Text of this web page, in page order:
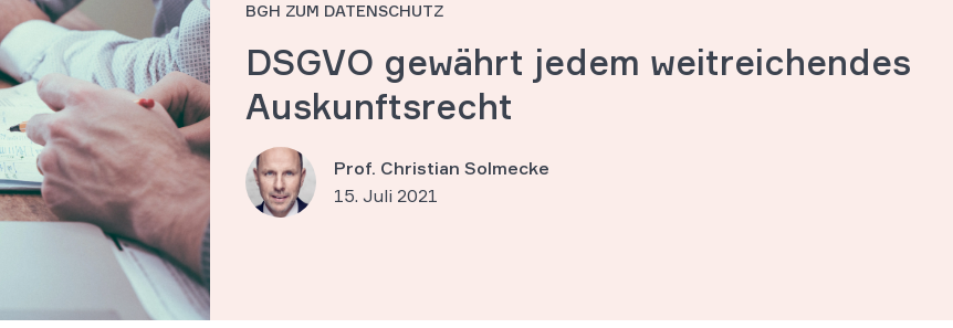
BGH ZUM DATENSCHUTZ
DSGVO gewährt jedem weitreichendes
Auskunftsrecht
Prof. Christian Solmecke
15. Juli 2021